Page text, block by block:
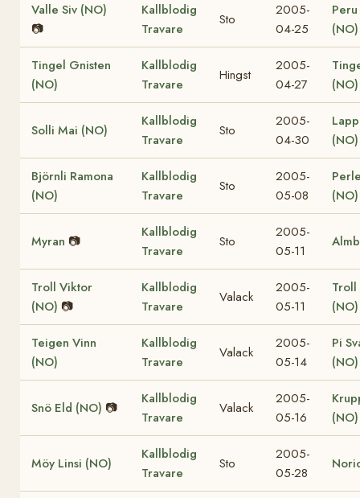
Valle Siv (NO)
📷
Kallblodig
Travare
Sto
2005-
04-25
(NO)
Tingel Gnisten
(NO)
Kallblodig
Travare
Hingst
2005-
04-27
(NO)
Solli Mai (NO)
Kallblodig
Travare
Sto
2005-
04-30
(NO)
Björnli Ramona
(NO)
Kallblodig
Travare
Sto
2005-
05-08
(NO)
Myran 📷
Kallblodig
Travare
Sto
2005-
05-11
Troll Viktor
(NO) 📷
Kallblodig
Travare
Valack
2005-
05-11
Troll
(NO)
Teigen Vinn
(NO)
Kallblodig
Travare
Valack
2005-
05-14
Pi
(NO)
Snö Eld (NO) 📷
Kallblodig
Travare
Valack
2005-
05-16
(NO)
Möy Linsi (NO)
Kallblodig
Travare
Sto
2005-
05-28